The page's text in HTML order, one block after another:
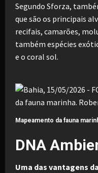
Segundo Sforza,
que são os principais
recifais, camarões,
também espécies
e o coral sol.
Mapeamento da fauna
DNA
Uma das vantagens